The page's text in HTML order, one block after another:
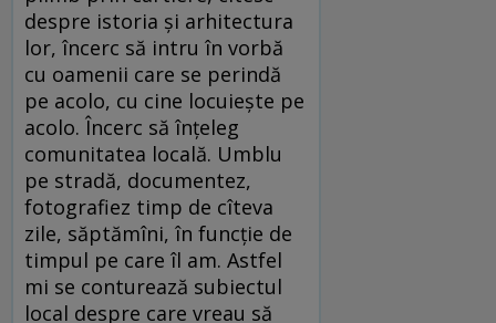
despre istoria și arhitectura
lor, încerc să intru în vorbă
cu oamenii care se perindă
pe acolo, cu cine locuiește pe
acolo. Încerc să înțeleg
comunitatea locală. Umblu
pe stradă, documentez,
fotografiez timp de cîteva
zile, săptămîni, în funcție de
timpul pe care îl am. Astfel
mi se conturează subiectul
local despre care vreau să